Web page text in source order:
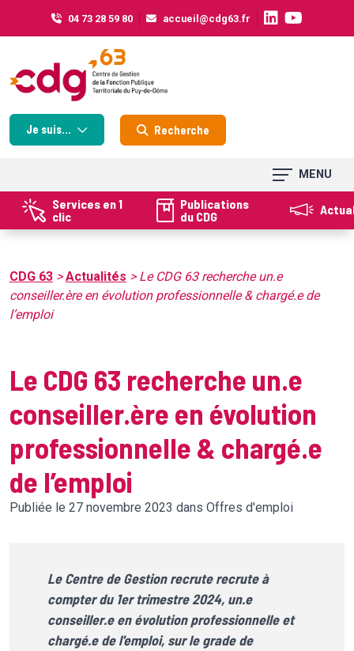
04 73 28 59 80 accueil@cdg63.fr
Je suis... Recherche
MENU
Services en 1
clic
Publications
du CDG
CDG 63 >Actualités > Le CDG 63 recherche un.e
conseiller.ère en évolution professionnelle & chargé.e de
l’emploi
Le CDG 63 recherche un.e
conseiller.ère en évolution
professionnelle & chargé.e
de l’emploi
Publiée le 27 novembre 2023 dans Offres d'emploi
Le Centre de Gestion recrute recrute à
compter du 1er trimestre 2024, un.e
conseiller.e en évolution professionnelle et
chargé.e de l'emploi, sur le grade de
Cookies management panel